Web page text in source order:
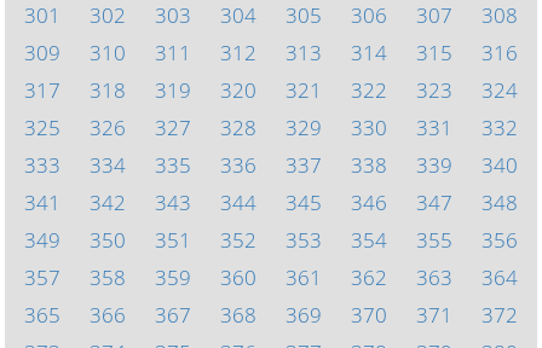
301
302 303 304 305 306 307
308
309
310 311 312 313 314 315
316
317
318 319 320 321 322 323
324
325
326 327 328 329 330 331
332
333
334 335 336 337 338 339
340
341
342 343 344 345 346 347
348
349
350 351 352 353 354 355
356
357
358 359 360 361 362 363
364
365
366 367 368 369 370 371
372